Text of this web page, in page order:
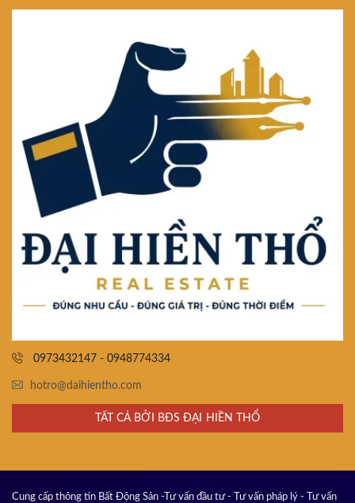
0973432147 - 0948774334
hotro@daihientho.com
TẤT CẢ BỞI BĐS ĐẠI HIỀN THỔ
Cung cấp thông tin Bất Động Sản -Tư vấn đầu tư - Tư vấn pháp lý - Tư vấn